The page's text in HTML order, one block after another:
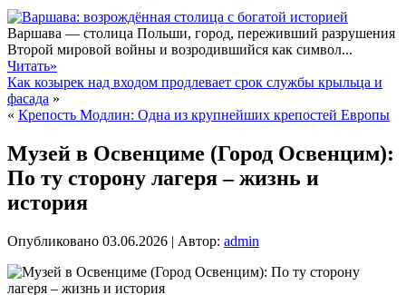
Варшава — столица Польши, город, переживший разрушения
Второй мировой войны и возродившийся как символ...
Читать»
Как козырек над входом продлевает срок службы крыльца и
фасада »
« Крепость Модлин: Одна из крупнейших крепостей Европы
Музей в Освенциме (Город Освенцим):
По ту сторону лагеря – жизнь и
история
Опубликовано 03.06.2026 | Автор: admin